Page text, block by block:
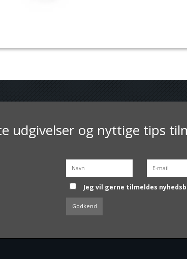
udgivelser og nyttige tips
Jeg vil gerne tilmeldes
Godkend